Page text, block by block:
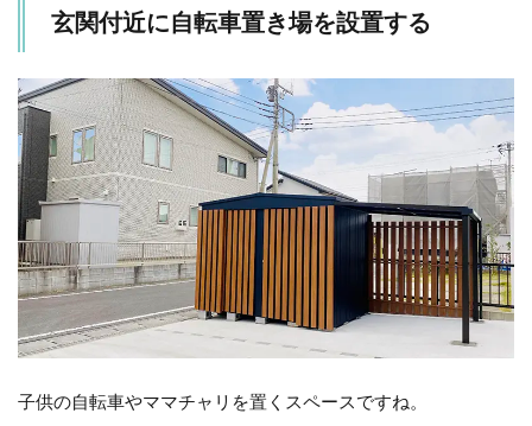
玄関付近に自転車置き場を設置する
子供の自転車やママチャリを置くスペースですね。